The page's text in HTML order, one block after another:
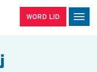
WORD LID